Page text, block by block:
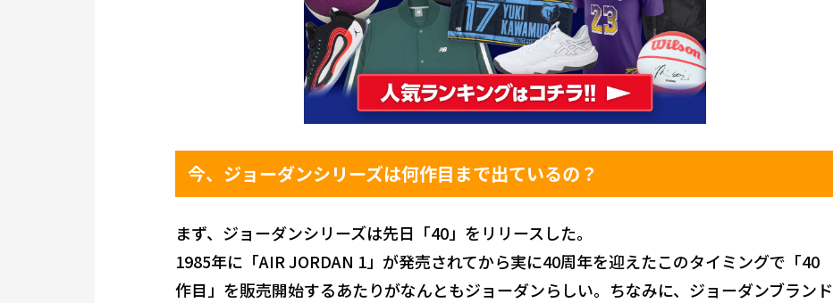
今、ジョーダンシリーズは何作目まで出ているの？
まず、ジョーダンシリーズは先日「40」をリリースした。
1985年に「AIR JORDAN 1」が発売されてから実に40周年を迎えたこのタイミングで「40
作目」を販売開始するあたりがなんともジョーダンらしい。ちなみに、ジョーダンブランド